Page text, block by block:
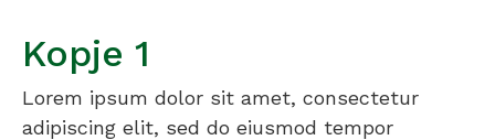
Kopje 1
Lorem ipsum dolor sit amet, consectetur
adipiscing elit, sed do eiusmod tempor